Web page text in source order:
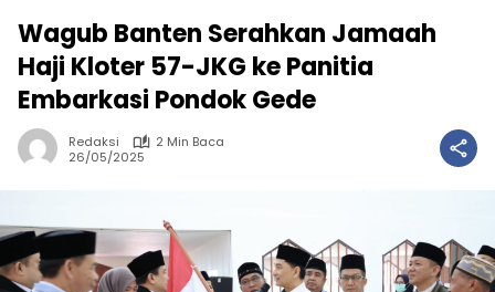
Wagub Banten Serahkan Jamaah
Haji Kloter 57-JKG ke Panitia
Embarkasi Pondok Gede
Redaksi
2 Min Baca
26/05/2025